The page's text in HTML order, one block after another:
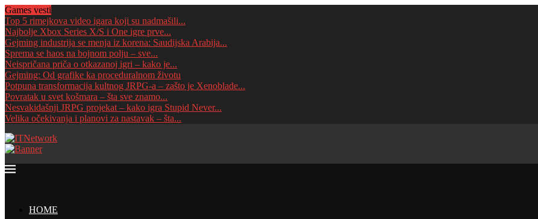
Games vesti
Top 5 rimejkova video igara koji su nadmašili...
Najbolje Xbox Series X/S i One igre prve...
Gejming industrija se menja iz korena: Saudijska Arabija...
Sprema se haos na bojnom polju – sve...
Neispričana priča o otkazanoj igri – kako je...
Gejming: Od grafike ka proceduralnom životu
Potpuna transformacija kultnog JRPG-a – zašto je Xenoblade...
Povratak u svet košmara – šta sve znamo...
Nesvakidašnji JRPG projekat – kako igra Stupid Never...
Velika očekivanja i planovi za nastavak – šta...
HOME